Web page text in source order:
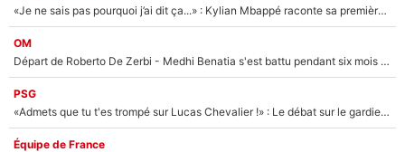
«Je ne sais pas pourquoi j’ai dit ça...» : Kylian Mbappé raconte sa première rencontre avec Zinédine Zidane (et c’est très drôle)
OM
Départ de Roberto De Zerbi - Medhi Benatia s'est battu pendant six mois pour le retenir à l'OM, le PSG a été le naufrage de trop : «Je pars avec toi»
PSG
«Admets que tu t'es trompé sur Lucas Chevalier !» : Le débat sur le gardien du PSG vire au clash à l'After Foot
Équipe de France